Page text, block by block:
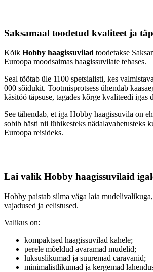
Saksamaal toodetud kvaliteet ja
Kõik Hobby haagissuvilad toodetakse
Euroopa moodsaimas haagissuvilate tehases.
Seal töötab üle 1100 spetsialisti, kes
000 sõidukit. Tootmisprotsess ühendab
käsitöö täpsuse, tagades kõrge kvaliteedi igas
See tähendab, et iga Hobby haagissuvila on
sobib hästi nii lühikesteks nädalavahetusteks
Euroopa reisideks.
Lai valik Hobby haagissuvilaid
Hobby paistab silma väga laia
vajadused ja eelistused.
Valikus on:
kompaktsed haagissuvilad kahele;
perele mõeldud avaramad mudelid;
luksuslikumad ja suuremad caravanid;
minimalistlikumad ja kergemad